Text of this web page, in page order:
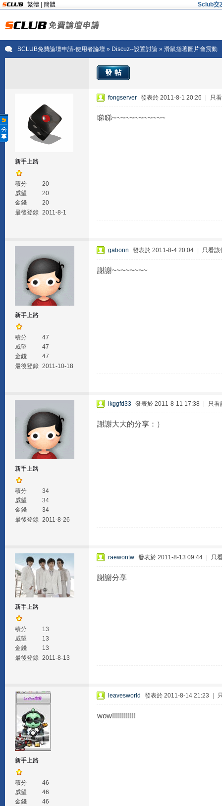
繁體 簡體 Sclub交
SCLUB免費論壇申請-使用者論壇» Discuz--設置討論» 滑鼠指著圖片會震動
發帖
新手上路
積分
20
威望
20
金錢
20
最後登錄 2011-8-1
fongserver 發表於 2011-8-1 20:26 只
睇睇~~~~~~~~~~~~
新手上路
積分
47
威望
47
金錢
47
最後登錄 2011-10-18
gabonn 發表於 2011-8-4 20:04 只看該
謝謝~~~~~~~~
新手上路
積分
34
威望
34
金錢
34
最後登錄 2011-8-26
lkggfd33 發表於 2011-8-11 17:38 只看
謝謝大大的分享：）
新手上路
積分
13
威望
13
金錢
13
最後登錄 2011-8-13
raewontw 發表於 2011-8-13 09:44 只
謝謝分享
新手上路
積分
46
威望
46
金錢
46
leavesworld 發表於 2011-8-14 21:23
wow!!!!!!!!!!!!